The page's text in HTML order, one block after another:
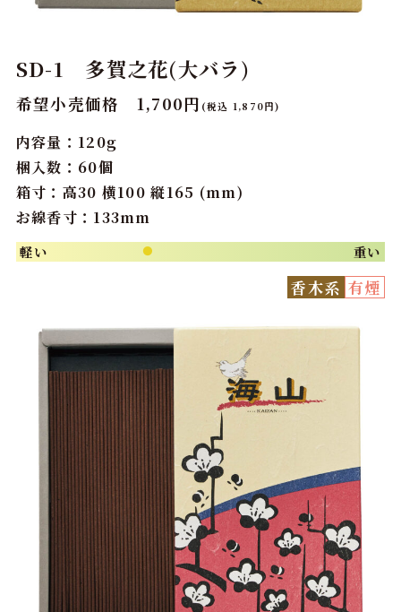
SD-1 多賀之花(大バラ)
希望小売価格 1,700円 (税込 1,870円)
内容量：120g
梱入数：60個
箱寸：高30 横100 縦165 (mm)
お線香寸：133mm
軽い ● 重い
香木系 有煙